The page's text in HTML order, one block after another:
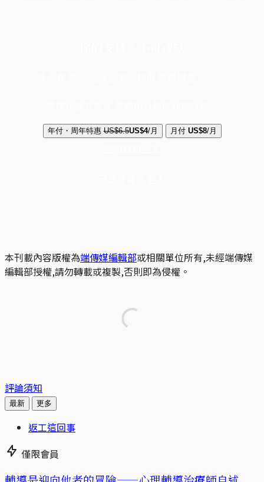
年付・周年特惠 US$6.5US$4/月 月付 US$8/月
本刊載內容版權為端傳媒編輯部或相關單位所有,未經端傳媒
編輯部授權,請勿轉載或複製,否則即為侵權。
評論須知
最新 更多
返工這回事
僅限會員